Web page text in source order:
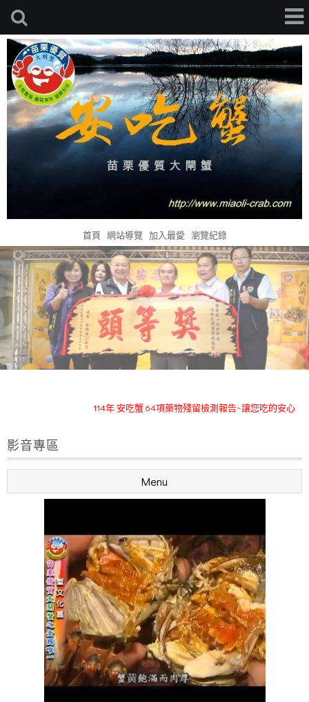
首頁 網站導覽 加入最愛 瀏覽紀錄
114年 安吃蟹 64項藥物殘留檢測報告~讓您吃的安心
安吃蟹苗栗優質大閘蟹114年度已於11月12日全數售完
114年 安吃蟹 64項藥物殘留檢測報告~讓您吃的安心
安吃蟹~臉書粉絲頁(訂購留言專人回覆)
影音專區
Menu